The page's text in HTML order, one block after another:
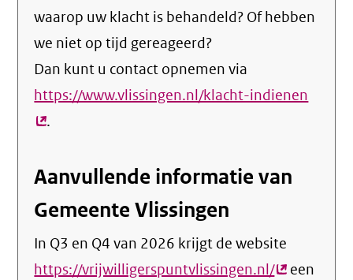
waarop uw klacht is behandeld? Of hebben
we niet op tijd gereageerd?
Dan kunt u contact opnemen via
https://www.vlissingen.nl/klacht-indienen
.
Aanvullende informatie van
Gemeente Vlissingen
In Q3 en Q4 van 2026 krijgt de website
https://vrijwilligerspuntvlissingen.nl/(externe
een